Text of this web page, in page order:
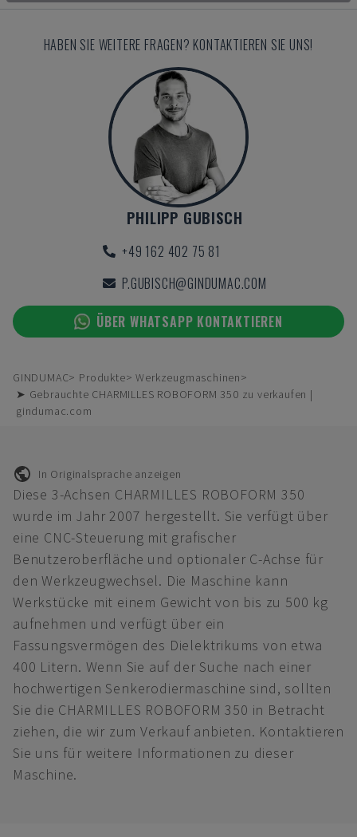
HABEN SIE WEITERE FRAGEN? KONTAKTIEREN SIE UNS!
PHILIPP GUBISCH
+49 162 402 75 81
P.GUBISCH@GINDUMAC.COM
ÜBER WHATSAPP KONTAKTIEREN
GINDUMAC Produkte
Werkzeugmaschinen
➤ Gebrauchte CHARMILLES ROBOFORM 350 zu verkaufen |
gindumac.com
In Originalsprache anzeigen
Diese 3-Achsen CHARMILLES ROBOFORM 350
wurde im Jahr 2007 hergestellt. Sie verfügt über
eine CNC-Steuerung mit grafischer
Benutzeroberfläche und optionaler C-Achse für
den Werkzeugwechsel. Die Maschine kann
Werkstücke mit einem Gewicht von bis zu 500 kg
aufnehmen und verfügt über ein
Fassungsvermögen des Dielektrikums von etwa
400 Litern. Wenn Sie auf der Suche nach einer
hochwertigen Senkerodiermaschine sind, sollten
Sie die CHARMILLES ROBOFORM 350 in Betracht
ziehen, die wir zum Verkauf anbieten. Kontaktieren
Sie uns für weitere Informationen zu dieser
Maschine.